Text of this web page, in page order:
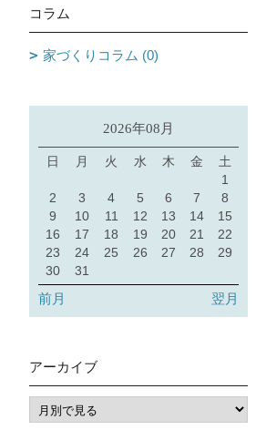
コラム
家づくりコラム (0)
2026年08月
日 月 火 水 木 金
土
1
2
3 4 5 6 7
8
9
10 11 12 13 14
15
16
17 18 19 20 21
22
23
24 25 26 27 28
29
30
31
前月 翌月
アーカイブ